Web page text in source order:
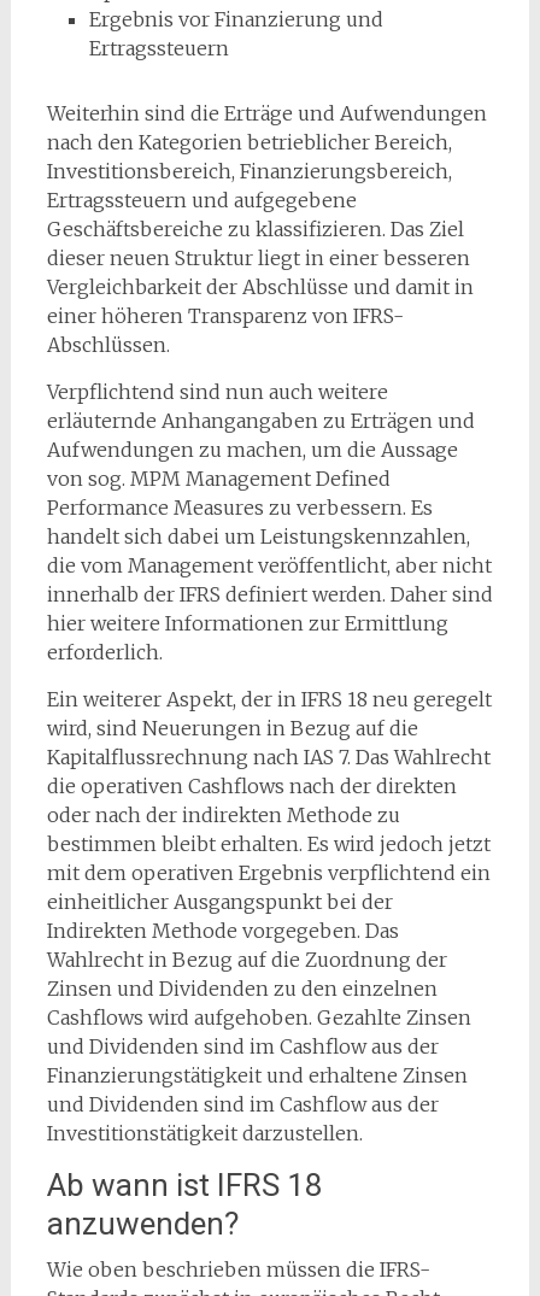
Ergebnis vor Finanzierung und
Ertragssteuern
Weiterhin sind die Erträge und Aufwendungen
nach den Kategorien betrieblicher Bereich,
Investitionsbereich, Finanzierungsbereich,
Ertragssteuern und aufgegebene
Geschäftsbereiche zu klassifizieren. Das Ziel
dieser neuen Struktur liegt in einer besseren
Vergleichbarkeit der Abschlüsse und damit in
einer höheren Transparenz von IFRS-
Abschlüssen.
Verpflichtend sind nun auch weitere
erläuternde Anhangangaben zu Erträgen und
Aufwendungen zu machen, um die Aussage
von sog. MPM Management Defined
Performance Measures zu verbessern. Es
handelt sich dabei um Leistungskennzahlen,
die vom Management veröffentlicht, aber nicht
innerhalb der IFRS definiert werden. Daher sind
hier weitere Informationen zur Ermittlung
erforderlich.
Ein weiterer Aspekt, der in IFRS 18 neu geregelt
wird, sind Neuerungen in Bezug auf die
Kapitalflussrechnung nach IAS 7. Das Wahlrecht
die operativen Cashflows nach der direkten
oder nach der indirekten Methode zu
bestimmen bleibt erhalten. Es wird jedoch jetzt
mit dem operativen Ergebnis verpflichtend ein
einheitlicher Ausgangspunkt bei der
Indirekten Methode vorgegeben. Das
Wahlrecht in Bezug auf die Zuordnung der
Zinsen und Dividenden zu den einzelnen
Cashflows wird aufgehoben. Gezahlte Zinsen
und Dividenden sind im Cashflow aus der
Finanzierungstätigkeit und erhaltene Zinsen
und Dividenden sind im Cashflow aus der
Investitionstätigkeit darzustellen.
Ab wann ist IFRS 18
anzuwenden?
Wie oben beschrieben müssen die IFRS-